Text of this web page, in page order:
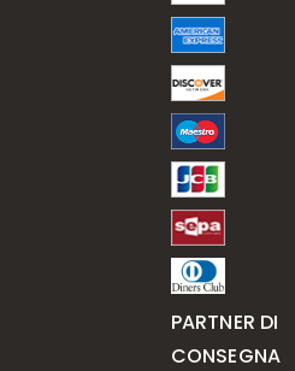
PARTNER DI
CONSEGNA